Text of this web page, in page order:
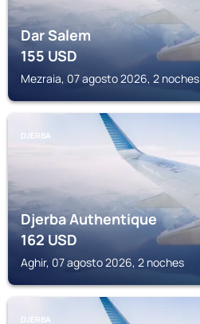
Dar Salem
155USD
Mezraia, 07 agosto 2026, 2 noches
DJERBA
Djerba Authentique
162USD
Aghir, 07 agosto 2026, 2 noches
DJERBA